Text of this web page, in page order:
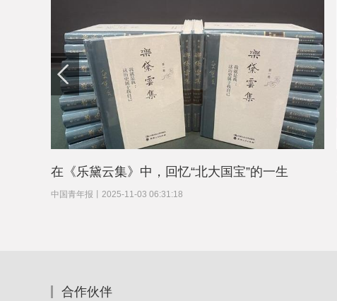
在《乐黛云集》中，回忆“北大国宝”的一生
中国青年报 2025-11-03 06:31:18
合作伙伴